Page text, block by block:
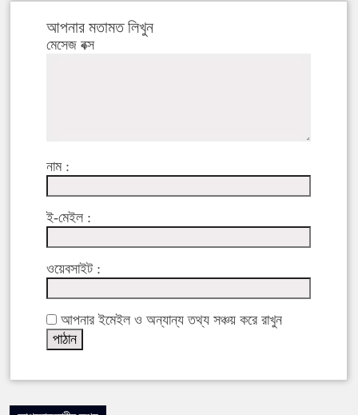
আপনার মতামত লিখুন
মেসেজ বক্স
নাম :
ই-মেইল :
ওয়েবসাইট :
আপনার ইমেইল ও অন্যান্য তথ্য সঞ্চয় করে রাখুন